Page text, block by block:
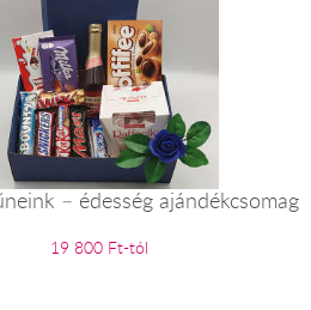
– édesség ajándékcsomag
19 800 Ft-tól